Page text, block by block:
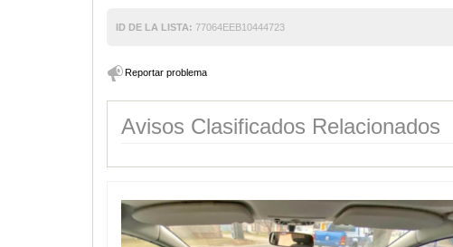
ID DE LA LISTA: 77064EEB10444723
Reportar problema
Avisos Clasificados Relacionados